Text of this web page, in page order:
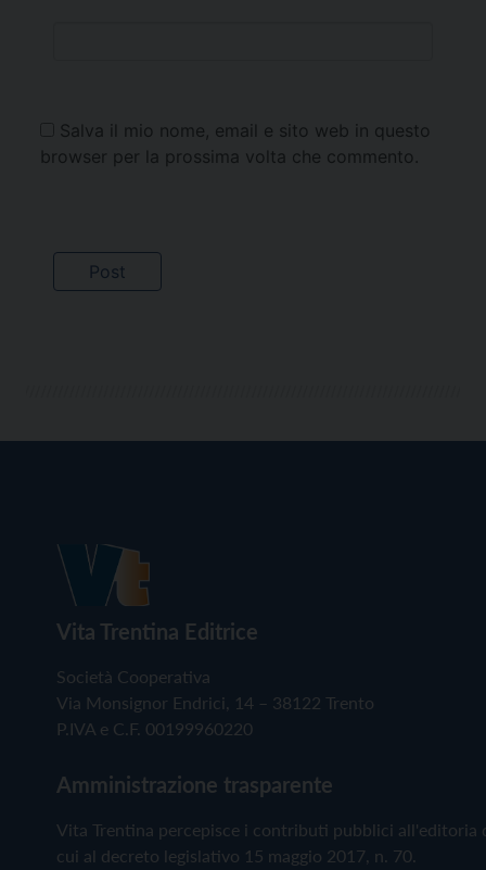
Salva il mio nome, email e sito web in questo
browser per la prossima volta che commento.
Vita Trentina Editrice
Società Cooperativa
Via Monsignor Endrici, 14 – 38122 Trento
P.IVA e C.F. 00199960220
Amministrazione trasparente
Vita Trentina percepisce i contributi pubblici all'editoria
cui al decreto legislativo 15 maggio 2017, n. 70.